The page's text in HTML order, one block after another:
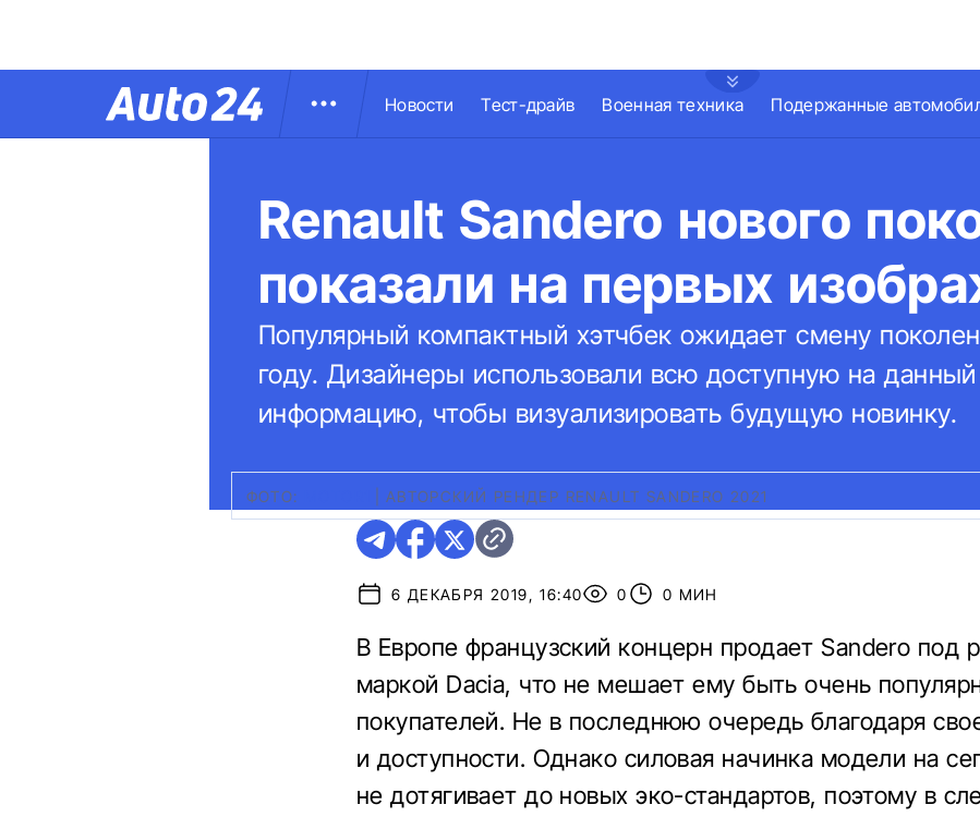
Новости Тест-драйв Военная техника Подержанные
Renault Sandero нового
показали на первых
Популярный компактный хэтчбек ожидает смену
году. Дизайнеры использовали всю доступную на
информацию, чтобы визуализировать будущую новинку.
ФОТО: АВТОРСКИЙ РЕНДЕР RENAULT SANDERO 2021
6 ДЕКАБРЯ 2019, 16:40 0 0 МИН
В Европе французский концерн продает Sandero под
маркой Dacia, что не мешает ему быть очень
покупателей. Не в последнюю очередь благодаря
и доступности. Однако силовая начинка модели на
не дотягивает до новых эко-стандартов, поэтому в